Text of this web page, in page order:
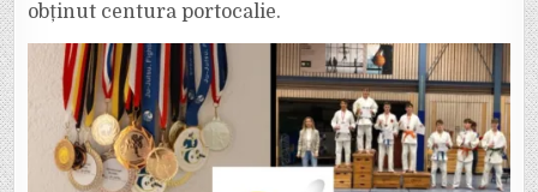
obținut centura portocalie.